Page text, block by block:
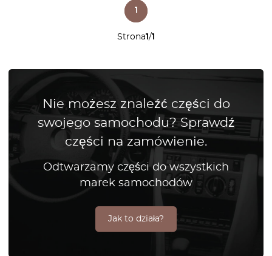
Strona1/1
1
Nie możesz znaleźć części do
swojego samochodu? Sprawdź
części na zamówienie.
Odtwarzamy części do wszystkich
marek samochodów
Jak to działa?